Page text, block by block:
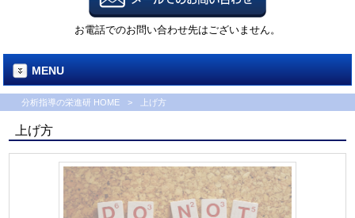
お電話でのお問い合わせ先はございません。
MENU
分析指導の栄進研 HOME > 上げ方
上げ方